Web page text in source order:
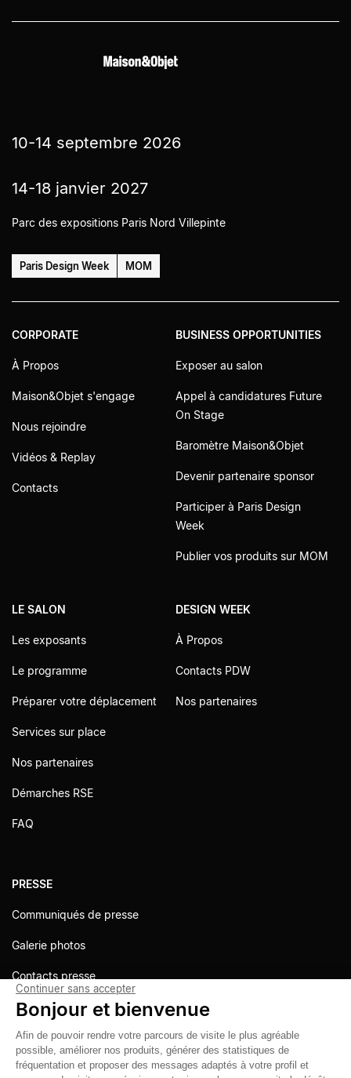
10-14 septembre 2026
14-18 janvier 2027
Parc des expositions Paris Nord Villepinte
Paris Design Week MOM
CORPORATE
À Propos
Maison&Objet s'engage
Nous rejoindre
Vidéos & Replay
Contacts
BUSINESS OPPORTUNITIES
Exposer au salon
Appel à candidatures Future
On Stage
Baromètre Maison&Objet
Devenir partenaire sponsor
Participer à Paris Design
Week
Publier vos produits sur MOM
LE SALON
Les exposants
Le programme
Préparer votre déplacement
Services sur place
Nos partenaires
Démarches RSE
FAQ
DESIGN WEEK
À Propos
Contacts PDW
Nos partenaires
PRESSE
Communiqués de presse
Galerie photos
Contacts presse
Continuer sans accepter
Bonjour et bienvenue
Afin de pouvoir rendre votre parcours de visite le plus agréable
possible, améliorer nos produits, générer des statistiques de
fréquentation et proposer des messages adaptés à votre profil et